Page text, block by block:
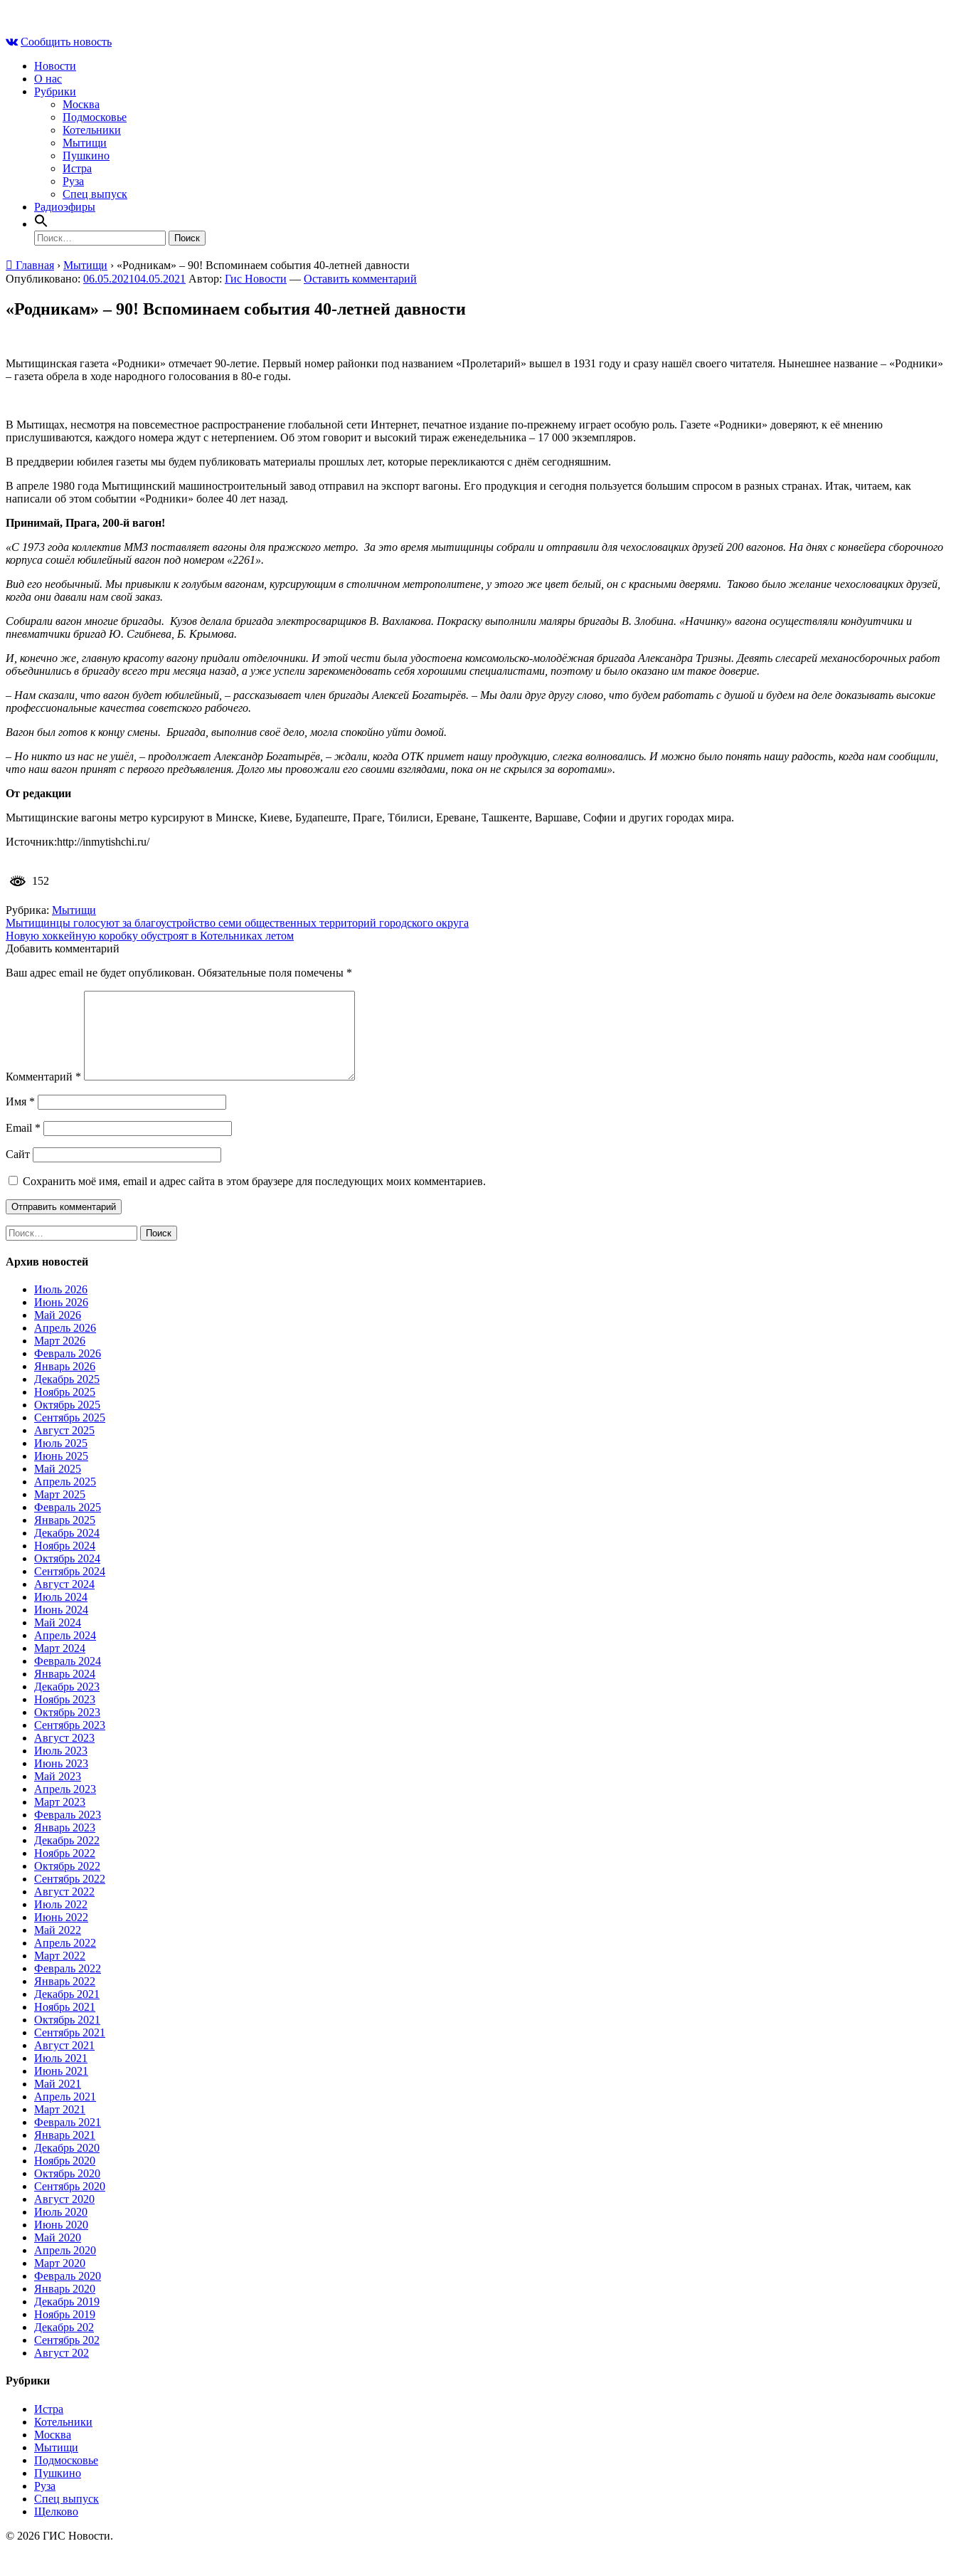
contentСообщить новость
Новости
О нас
Рубрики
Москва
Подмосковье
Котельники
Мытищи
Пушкино
Истра
Руза
Спец выпуск
Радиоэфиры
Найти:
Главная › Мытищи › «Родникам» – 90! Вспоминаем события 40-летней давности
Опубликовано: 06.05.202104.05.2021 Автор: Гис Новости — Оставить комментарий
«Родникам» – 90! Вспоминаем события 40-летней давности
Мытищинская газета «Родники» отмечает 90-летие. Первый номер районки под названием «Пролетарий» вышел в 1931 году и сразу нашёл своего читателя. Нынешнее название – «Родники»
– газета обрела в ходе народного голосования в 80-е годы.
В Мытищах, несмотря на повсеместное распространение глобальной сети Интернет, печатное издание по-прежнему играет особую роль. Газете «Родники» доверяют, к её мнению
прислушиваются, каждого номера ждут с нетерпением. Об этом говорит и высокий тираж еженедельника – 17 000 экземпляров.
В преддверии юбилея газеты мы будем публиковать материалы прошлых лет, которые перекликаются с днём сегодняшним.
В апреле 1980 года Мытищинский машиностроительный завод отправил на экспорт вагоны. Его продукция и сегодня пользуется большим спросом в разных странах. Итак, читаем, как
написали об этом событии «Родники» более 40 лет назад.
Принимай, Прага, 200-й вагон!
«С 1973 года коллектив ММЗ поставляет вагоны для пражского метро. За это время мытищинцы собрали и отправили для чехословацких друзей 200 вагонов. На днях с конвейера сборочного
корпуса сошёл юбилейный вагон под номером «2261».
Вид его необычный. Мы привыкли к голубым вагонам, курсирующим в столичном метрополитене, у этого же цвет белый, он с красными дверями. Таково было желание чехословацких друзей,
когда они давали нам свой заказ.
Собирали вагон многие бригады. Кузов делала бригада электросварщиков В. Вахлакова. Покраску выполнили маляры бригады В. Злобина. «Начинку» вагона осуществляли кондуитчики и
пневматчики бригад Ю. Сгибнева, Б. Крымова.
И, конечно же, главную красоту вагону придали отделочники. И этой чести была удостоена комсомольско-молодёжная бригада Александра Тризны. Девять слесарей механосборочных работ
объединились в бригаду всего три месяца назад, а уже успели зарекомендовать себя хорошими специалистами, поэтому и было оказано им такое доверие.
– Нам сказали, что вагон будет юбилейный, – рассказывает член бригады Алексей Богатырёв. – Мы дали друг другу слово, что будем работать с душой и будем на деле доказывать высокие
профессиональные качества советского рабочего.
Вагон был готов к концу смены. Бригада, выполнив своё дело, могла спокойно уйти домой.
– Но никто из нас не ушёл, – продолжает Александр Богатырёв, – ждали, когда ОТК примет нашу продукцию, слегка волновались. И можно было понять нашу радость, когда нам сообщили,
что наш вагон принят с первого предъявления. Долго мы провожали его своими взглядами, пока он не скрылся за воротами».
От редакции
Мытищинские вагоны метро курсируют в Минске, Киеве, Будапеште, Праге, Тбилиси, Ереване, Ташкенте, Варшаве, Софии и других городах мира.
Источник:http://inmytishchi.ru/
152
Рубрика: Мытищи
Навигация
по
Мытищинцы голосуют за благоустройство семи общественных территорий городского округа
Новую хоккейную коробку обустроят в Котельниках летом
Добавить комментарий
Ваш адрес email не будет опубликован. Обязательные поля помечены *
Комментарий *
Имя *
Email *
Сайт
Сохранить моё имя, email и адрес сайта в этом браузере для последующих моих комментариев.
Найти:
Архив новостей
Июль 2026
Июнь 2026
Май 2026
Апрель 2026
Март 2026
Февраль 2026
Январь 2026
Декабрь 2025
Ноябрь 2025
Октябрь 2025
Сентябрь 2025
Август 2025
Июль 2025
Июнь 2025
Май 2025
Апрель 2025
Март 2025
Февраль 2025
Январь 2025
Декабрь 2024
Ноябрь 2024
Октябрь 2024
Сентябрь 2024
Август 2024
Июль 2024
Июнь 2024
Май 2024
Апрель 2024
Март 2024
Февраль 2024
Январь 2024
Декабрь 2023
Ноябрь 2023
Октябрь 2023
Сентябрь 2023
Август 2023
Июль 2023
Июнь 2023
Май 2023
Апрель 2023
Март 2023
Февраль 2023
Январь 2023
Декабрь 2022
Ноябрь 2022
Октябрь 2022
Сентябрь 2022
Август 2022
Июль 2022
Июнь 2022
Май 2022
Апрель 2022
Март 2022
Февраль 2022
Январь 2022
Декабрь 2021
Ноябрь 2021
Октябрь 2021
Сентябрь 2021
Август 2021
Июль 2021
Июнь 2021
Май 2021
Апрель 2021
Март 2021
Февраль 2021
Январь 2021
Декабрь 2020
Ноябрь 2020
Октябрь 2020
Сентябрь 2020
Август 2020
Июль 2020
Июнь 2020
Май 2020
Апрель 2020
Март 2020
Февраль 2020
Январь 2020
Декабрь 2019
Ноябрь 2019
Декабрь 202
Сентябрь 202
Август 202
Рубрики
Истра
Котельники
Москва
Мытищи
Подмосковье
Пушкино
Руза
Спец выпуск
Щелково
© 2026 ГИС Новости.